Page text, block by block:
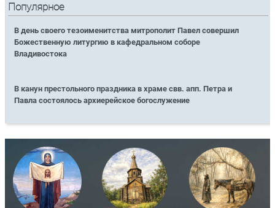
Популярное
В день своего тезоименитства митрополит Павел совершил
Божественную литургию в кафедральном соборе
Владивостока
В канун престольного праздника в храме свв. апп. Петра и
Павла состоялось архиерейское богослужение